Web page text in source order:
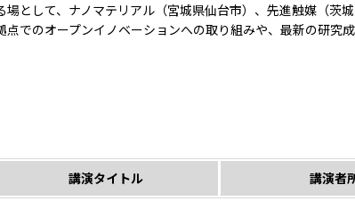
として、ナノマテリアル（宮城県仙台市）、先進触媒（茨
でのオープンイノベーションへの取り組みや、最新の研究
講演タイトル 講演者